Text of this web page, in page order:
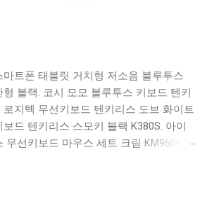
트폰 태블릿 거치형 저소음 블루투스
형 블랙. 코시 모모 블루투스 키보드 텐키
로지텍 무선키보드 텐키리스 도브 화이트
드 텐키리스 스모키 블랙 K380S. 아이
선키보드 마우스 세트 크림 KM960RB